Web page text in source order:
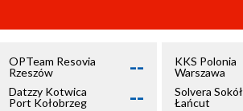
OPTeam Resovia
Rzeszów
--
Datzzy Kotwica
Port Kołobrzeg
--
KKS Polonia
Warszawa
Solvera Sokół
Łańcut